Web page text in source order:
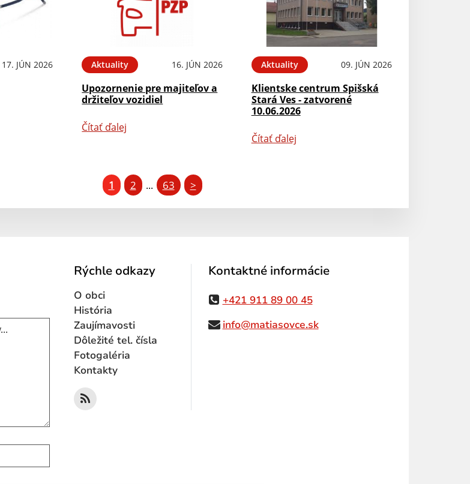
17. JÚN 2026 Aktuality 16. JÚN 2026
Upozornenie pre majiteľov a
držiteľov vozidiel
Čítať ďalej
Aktuality 09. JÚN 2026
Klientske centrum Spišská
Stará Ves - zatvorené
10.06.2026
Čítať ďalej
1 2 ... 63 >
Text vašej správy...
Rýchle odkazy
O obci
História
Zaujímavosti
Dôležité tel. čísla
Fotogaléria
Kontakty
Kontaktné informácie
+421 911 89 00 45
info@matiasovce.sk